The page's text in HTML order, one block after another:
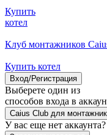
Купить
котел
Клуб монтажников
Купить котел
Вход/Регистрация
Выберете один из
способов входа в
Caius Club для
У вас еще нет аккаунта?